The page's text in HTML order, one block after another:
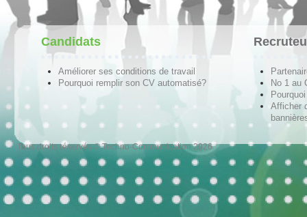
Candidats
Améliorer ses conditions de travail
Pourquoi remplir son CV automatisé?
No 1 au
Afficher
Tous droits réservés © Techno-Communication 2026